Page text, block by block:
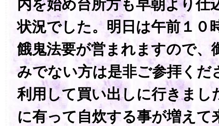
内を始め台所方も早朝より仕
状況でした。明日は午前１０
餓鬼法要が営まれますので、
みでない方は是非ご参拝くだ
利用して買い出しに行きまし
に有って自炊する事が増えて